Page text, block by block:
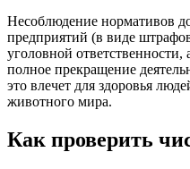
Несоблюдение нормативов
предприятий (в виде
уголовной
полное прекращение
это влечет для здоровья
животного мира.
Как проверить